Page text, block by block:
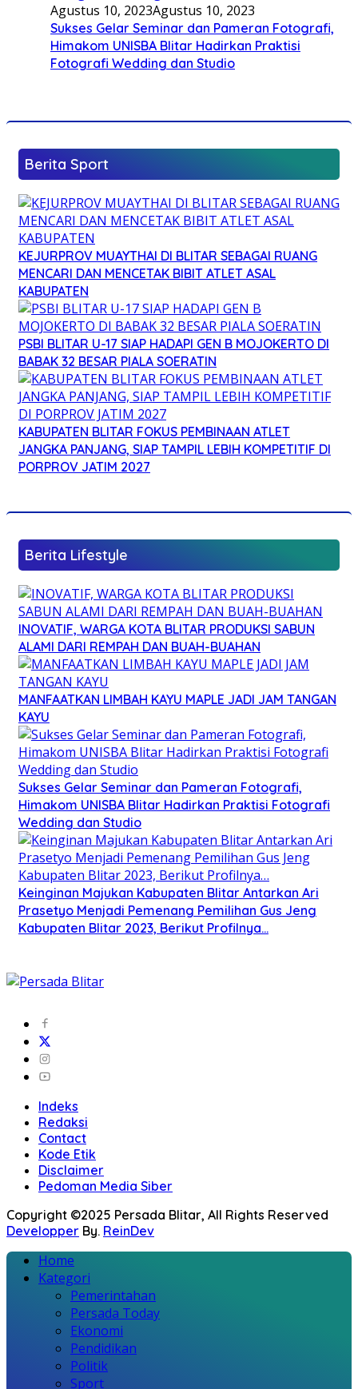
Agustus 10, 2023Agustus 10, 2023
Sukses Gelar Seminar dan Pameran Fotografi,
Himakom UNISBA Blitar Hadirkan Praktisi
Fotografi Wedding dan Studio
Berita Sport
KEJURPROV MUAYTHAI DI BLITAR SEBAGAI RUANG
MENCARI DAN MENCETAK BIBIT ATLET ASAL
KABUPATEN
PSBI BLITAR U-17 SIAP HADAPI GEN B MOJOKERTO DI
BABAK 32 BESAR PIALA SOERATIN
KABUPATEN BLITAR FOKUS PEMBINAAN ATLET
JANGKA PANJANG, SIAP TAMPIL LEBIH KOMPETITIF DI
PORPROV JATIM 2027
Berita Lifestyle
INOVATIF, WARGA KOTA BLITAR PRODUKSI SABUN
ALAMI DARI REMPAH DAN BUAH-BUAHAN
MANFAATKAN LIMBAH KAYU MAPLE JADI JAM TANGAN
KAYU
Sukses Gelar Seminar dan Pameran Fotografi,
Himakom UNISBA Blitar Hadirkan Praktisi Fotografi
Wedding dan Studio
Keinginan Majukan Kabupaten Blitar Antarkan Ari
Prasetyo Menjadi Pemenang Pemilihan Gus Jeng
Kabupaten Blitar 2023, Berikut Profilnya…
Indeks
Redaksi
Contact
Kode Etik
Disclaimer
Pedoman Media Siber
Copyright ©2025 Persada Blitar, All Rights Reserved
Developper By. ReinDev
Home
Kategori
Pemerintahan
Persada Today
Ekonomi
Pendidikan
Politik
Sport